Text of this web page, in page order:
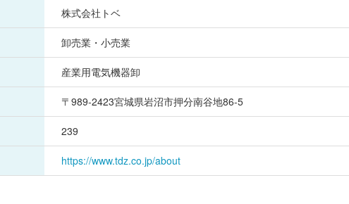
株式会社トベ
卸売業・小売業
産業用電気機器卸
〒989-2423宮城県岩沼市押分南谷地86-5
239
https://www.tdz.co.jp/about